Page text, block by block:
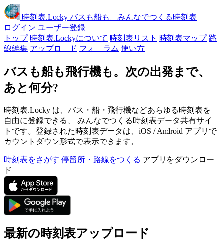
時刻表.Locky バスも船も、みんなでつくる時刻表
ログイン ユーザー登録
トップ 時刻表.Lockyについて 時刻表リスト 時刻表マップ 路
線編集 アップロード フォーラム 使い方
バスも船も飛行機も。次の出発まで、
あと何分?
時刻表.Locky は、バス・船・飛行機などあらゆる時刻表を
自由に登録できる、 みんなでつくる時刻表データ共有サイ
トです。登録された時刻表データは、iOS / Android アプリで
カウントダウン形式で表示できます。
時刻表をさがす 停留所・路線をつくる アプリをダウンロー
ド
最新の時刻表アップロード